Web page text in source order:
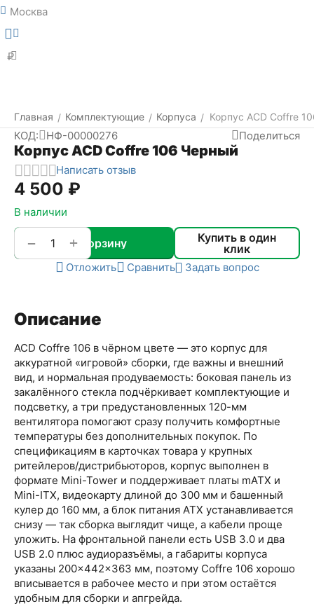
Москва
₽
Главная / Комплектующие / Корпуса / Корпус ACD Coffre
КОД: НФ-00000276 Поделиться
Корпус ACD Coffre 106 Черный
Написать отзыв
4 500 ₽
В наличии
+
− В корзину
Купить в один
клик
Отложить Сравнить Задать вопрос
Описание
ACD Coffre 106 в чёрном цвете — это корпус для
аккуратной «игровой» сборки, где важны и внешний
вид, и нормальная продуваемость: боковая панель из
закалённого стекла подчёркивает комплектующие и
подсветку, а три предустановленных 120-мм
вентилятора помогают сразу получить комфортные
температуры без дополнительных покупок. По
спецификациям в карточках товара у крупных
ритейлеров/дистрибьюторов, корпус выполнен в
формате Mini-Tower и поддерживает платы mATX и
Mini-ITX, видеокарту длиной до 300 мм и башенный
кулер до 160 мм, а блок питания ATX устанавливается
снизу — так сборка выглядит чище, а кабели проще
уложить. На фронтальной панели есть USB 3.0 и два
USB 2.0 плюс аудиоразъёмы, а габариты корпуса
указаны 200×442×363 мм, поэтому Coffre 106 хорошо
вписывается в рабочее место и при этом остаётся
удобным для сборки и апгрейда.